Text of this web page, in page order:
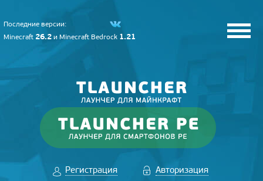
Последние версии:
Minecraft 26.2 и Minecraft Bedrock 1.21
Регистрация Авторизация